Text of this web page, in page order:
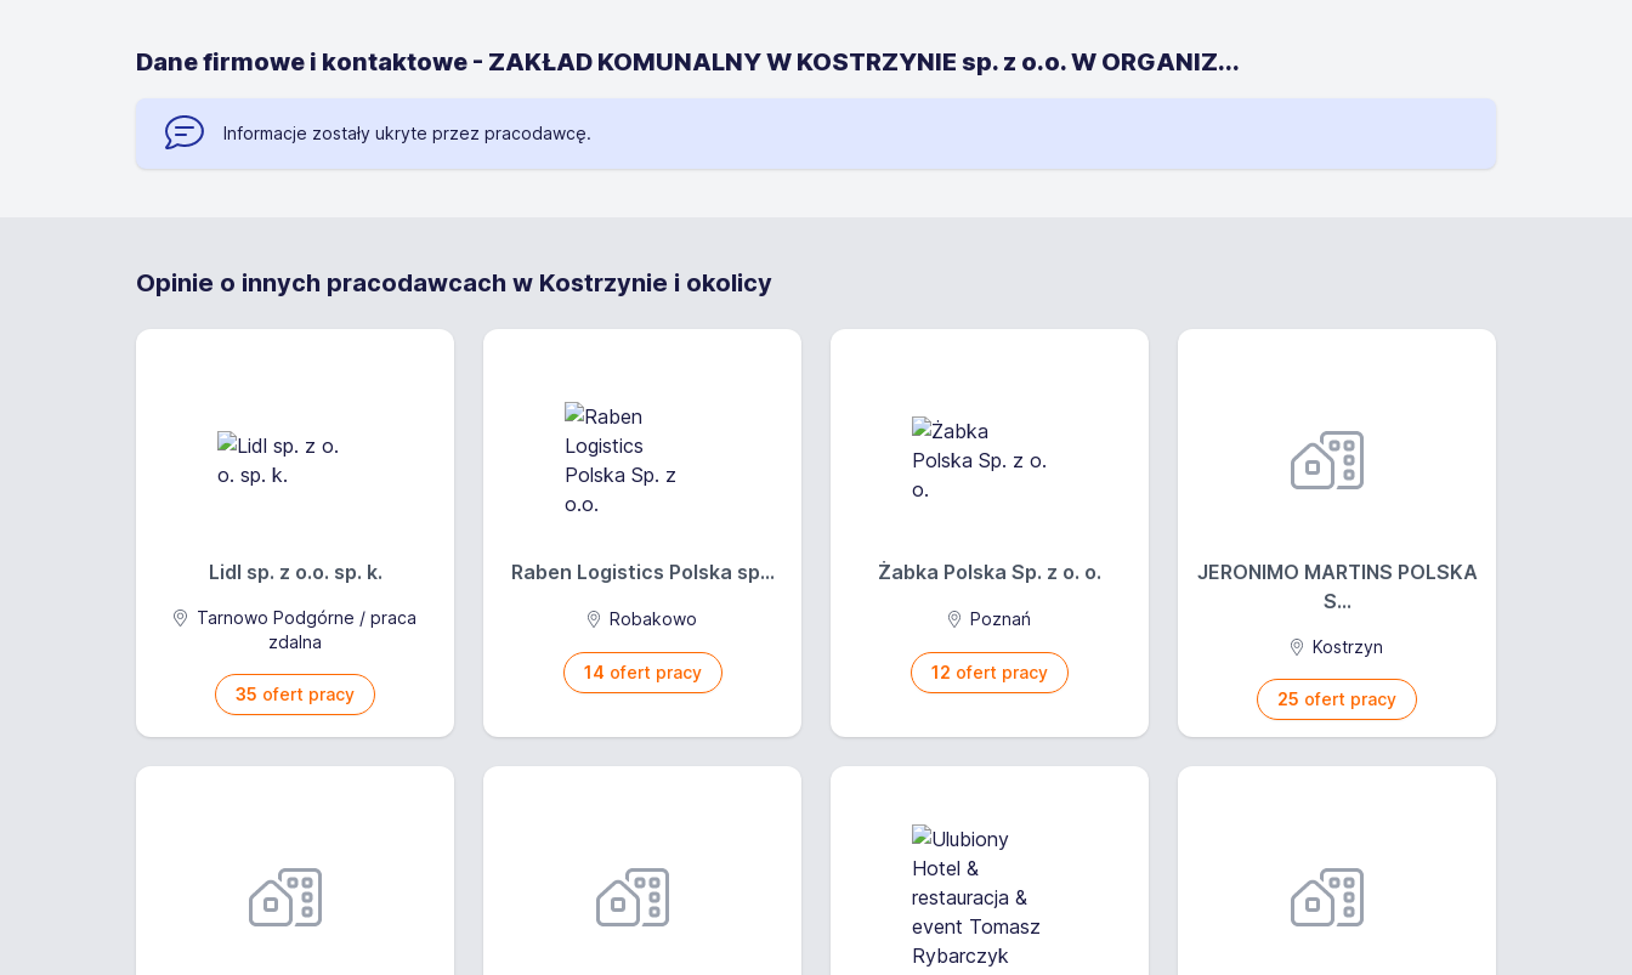
Dane firmowe i kontaktowe - ZAKŁAD KOMUNALNY W KOSTRZYNIE sp. z o.o. W ORGANIZ...
Informacje zostały ukryte przez pracodawcę.
Opinie o innych pracodawcach w Kostrzynie i okolicy
Lidl sp. z o.o. sp. k.
Tarnowo Podgórne / praca
zdalna
35 ofert pracy
Raben Logistics Polska sp...
Robakowo
14 ofert pracy
Żabka Polska Sp. z o. o.
Poznań
12 ofert pracy
JERONIMO MARTINS POLSKA
S...
Kostrzyn
25 ofert pracy